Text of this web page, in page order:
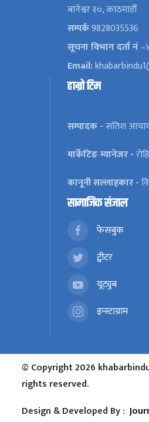
बानेश्वर १०, काठमाडौँ
सम्पर्क9828035536
सूचना विभाग दर्ता नं
Email:
हाम्रो टिम
सम्पादक -सतिश
मार्केटिङ म्यानेजर -
कानूनी सल्लाहकार -
सामाजिक संजाल
फेसबुक
ट्वीटर
यूट्युब
इन्स्टाग्राम
© Copyright 2026
rights reserved.
Design & Developed By :